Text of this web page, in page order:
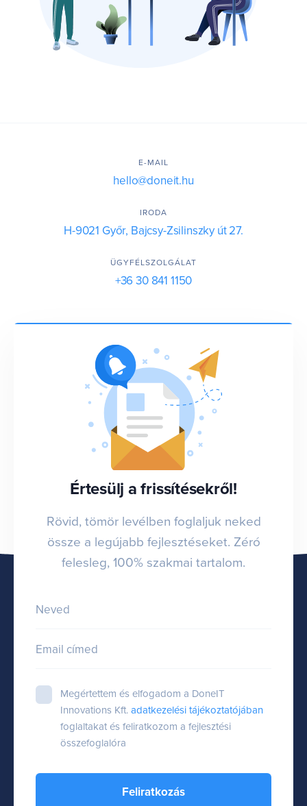
E-MAIL
hello@doneit.hu
IRODA
H-9021 Győr, Bajcsy-Zsilinszky út 27.
ÜGYFÉLSZOLGÁLAT
+36 30 841 1150
Értesülj a frissítésekről!
Rövid, tömör levélben foglaljuk neked
össze a legújabb fejlesztéseket. Zéró
felesleg, 100% szakmai tartalom.
Neved
Email címed
Megértettem és elfogadom a DoneIT
Innovations Kft. adatkezelési tájékoztatójában
foglaltakat és feliratkozom a fejlesztési
összefoglalóra
Feliratkozás